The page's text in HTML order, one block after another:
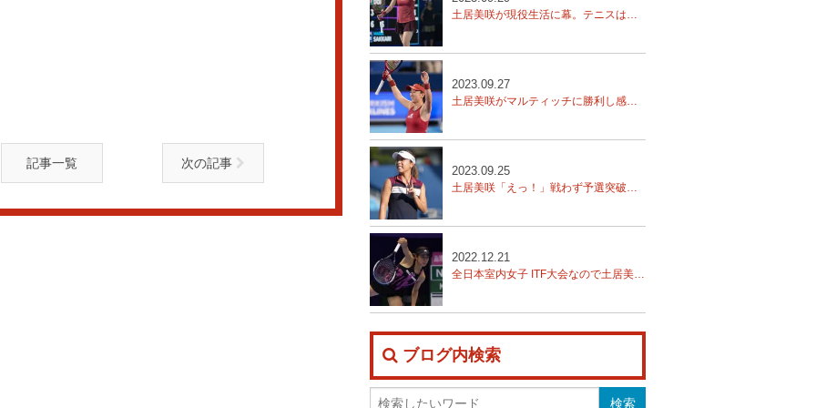
記事一覧 次の記事
土居美咲が現役生活に幕。テニスは「たくさんの人と喜びを共有できる、凄く素晴らしいスポーツ」【東レPPO】
土居美咲がマルティッチに勝利し感涙！「最後じゃなかった！」【東レPPO】
2023.09.27
土居美咲「えっ！」戦わず予選突破【東レPPO】本玉真唯、西郷里奈、川口夏実予選突破
2023.09.25
全日本室内女子 ITF大会なので土居美咲始め多くの女子挑戦
2022.12.21
ブログ内検索